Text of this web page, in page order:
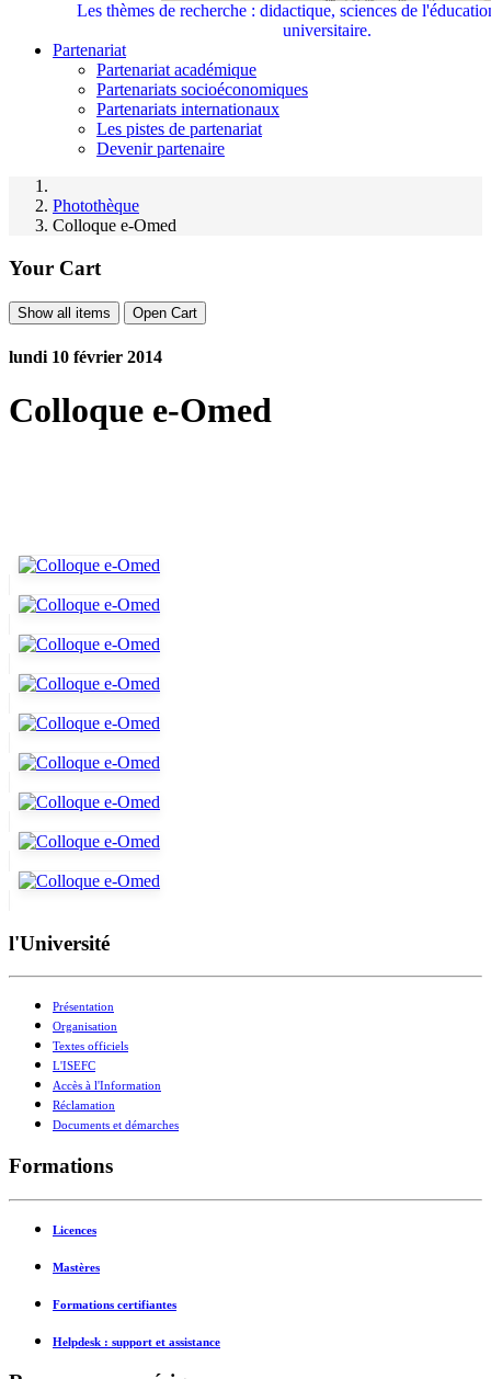
Les thèmes de recherche : didactique, sciences de
universitaire.
Partenariat
Partenariat académique
Partenariats socioéconomiques
Partenariats internationaux
Les pistes de partenariat
Devenir partenaire
Photothèque
Colloque e-Omed
Your Cart
Show all items Open Cart
lundi 10 février 2014
Colloque e-Omed
l'Université
Présentation
Organisation
Textes officiels
L'ISEFC
Accès à l'Information
Réclamation
Documents et démarches
Formations
Licences
Mastères
Formations certifiantes
Helpdesk : support et assistance